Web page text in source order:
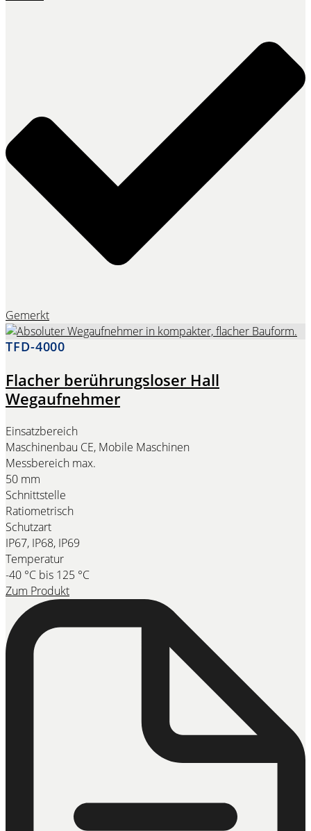
Gemerkt
TFD-4000
Flacher berührungsloser Hall
Wegaufnehmer
Einsatzbereich
Maschinenbau CE, Mobile Maschinen
Messbereich max.
50 mm
Schnittstelle
Ratiometrisch
Schutzart
IP67, IP68, IP69
Temperatur
-40 °C bis 125 °C
Zum Produkt